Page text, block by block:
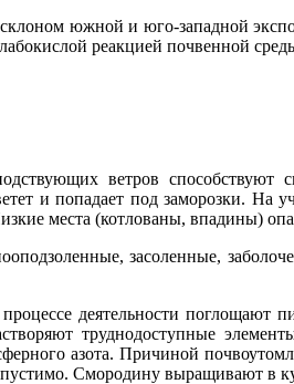
южной и юго-западной
реакцией почвен­ной
ветров способствуют
и попадает под за­морозки. На
места (котло­ваны, впадины)
засолен­ные,
деятельности поглощают
труднодоступные
азота. Причиной
Смородину вы­ращивают в